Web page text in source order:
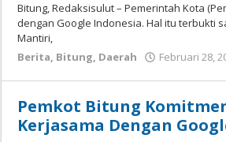
Bitung, Redaksisulut – Pemerintah Kota
dengan Google Indonesia. Hal itu terbukti
Mantiri,
Berita, Bitung, Daerah Februari 28,
Pemkot Bitung
Kerjasama Dengan